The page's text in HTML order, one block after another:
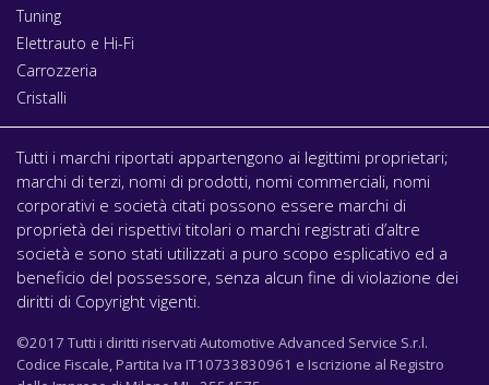
Tuning
Elettrauto e Hi-Fi
Carrozzeria
Cristalli
Tutti i marchi riportati appartengono ai legittimi proprietari;
marchi di terzi, nomi di prodotti, nomi commerciali, nomi
corporativi e società citati possono essere marchi di
proprietà dei rispettivi titolari o marchi registrati d’altre
società e sono stati utilizzati a puro scopo esplicativo ed a
beneficio del possessore, senza alcun fine di violazione dei
diritti di Copyright vigenti.
©2017 Tutti i diritti riservati Automotive Advanced Service S.r.l.
Codice Fiscale, Partita Iva IT10733830961 e Iscrizione al Registro